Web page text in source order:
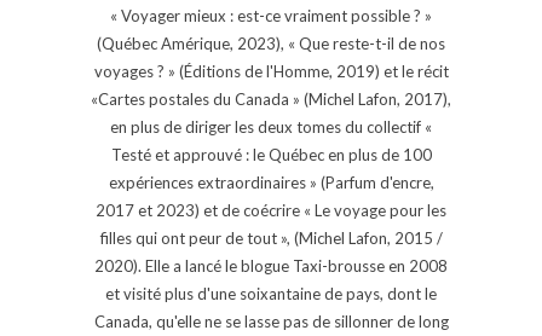
« Voyager mieux : est-ce vraiment possible ? »
(Québec Amérique, 2023), « Que reste-t-il de nos
voyages ? » (Éditions de l'Homme, 2019) et le récit
«Cartes postales du Canada » (Michel Lafon, 2017),
en plus de diriger les deux tomes du collectif «
Testé et approuvé : le Québec en plus de 100
expériences extraordinaires » (Parfum d'encre,
2017 et 2023) et de coécrire « Le voyage pour les
filles qui ont peur de tout », (Michel Lafon, 2015 /
2020). Elle a lancé le blogue Taxi-brousse en 2008
et visité plus d'une soixantaine de pays, dont le
Canada, qu'elle ne se lasse pas de sillonner de long